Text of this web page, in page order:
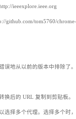
ieeexplore.ieee.org
github.com/tom5760/
误地从以前的版本中排除了。
换后的 URL 复制到剪贴板。
选择多个代理。选择多个时